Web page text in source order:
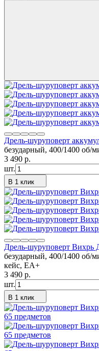
Дрель-шуруповерт
безударный, 400/1400
3 490 p.
шт.
В 1 клик
Дрель-шуруповерт
безударный, 400/1400 об/
кейс, ЕА+
3 490 p.
шт.
В 1 клик